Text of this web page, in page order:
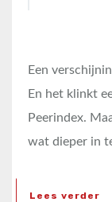
Een
En het klinkt
Peerindex.
wat dieper in
Lees verder